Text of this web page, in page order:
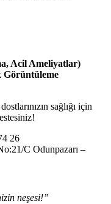
Acil Ameliyatlar)
Görüntüleme
sağlığı için
26
C Odunpazarı –
neşesi!”